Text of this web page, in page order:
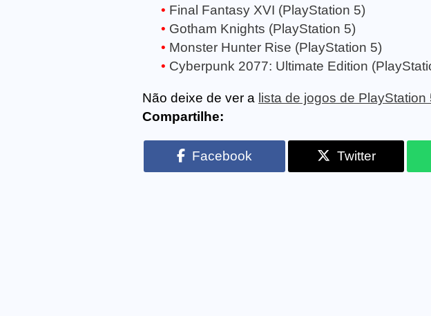
Final Fantasy XVI (PlayStation 5)
Gotham Knights (PlayStation 5)
Monster Hunter Rise (PlayStation 5)
Cyberpunk 2077: Ultimate Edition
Não deixe de ver a lista de jogos de PlayStation
Compartilhe:
Facebook Twitter